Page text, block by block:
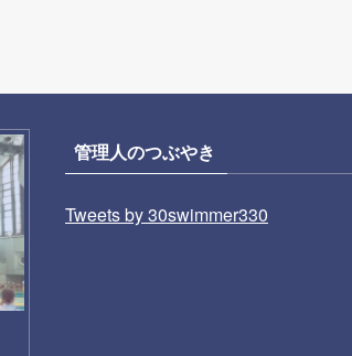
管理人のつぶやき
Tweets by 30swimmer330